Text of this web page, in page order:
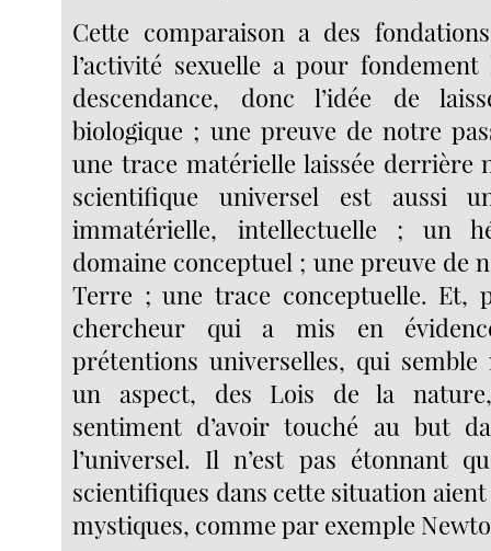
Cette comparaison a des
l’activité sexuelle a pour
descendance, donc l’idée de
biologique ; une preuve de notre
une trace matérielle laissée derrière
scientifique universel est aussi
immatérielle, intellectuelle ; un
domaine conceptuel ; une preuve de
Terre ; une trace conceptuelle. Et,
chercheur qui a mis en
prétentions universelles, qui
un aspect, des Lois de la
sentiment d’avoir touché au but
l’universel. Il n’est pas étonnant
scientifiques dans cette situation
mystiques, comme par exemple